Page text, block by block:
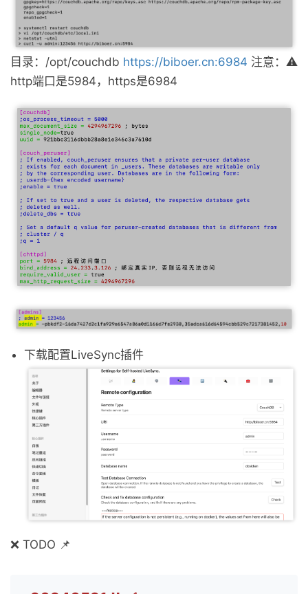
目录：/opt/couchdb https://biboer.cn:6984 注意：⚠️
http端口是5984，https是6984
下载配置LiveSync插件
❌ TODO 📌